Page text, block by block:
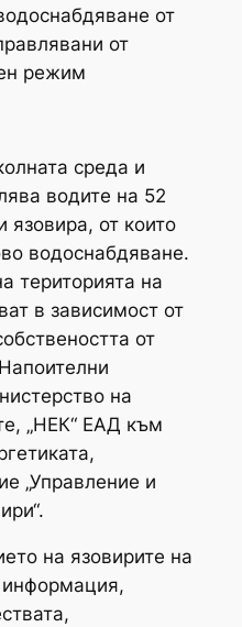
от
от
режим
среда и
водите на 52
язовира, от които
водоснабдяване.
територията на
в зависимост от
от
на
„НЕК“ ЕАД към
„Управление и
на язовирите на